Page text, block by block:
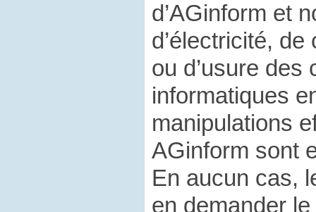
d’AGinform et
d’électricité,
ou d’usure des
informatiques
manipulations
AGinform sont
En aucun cas,
en demander